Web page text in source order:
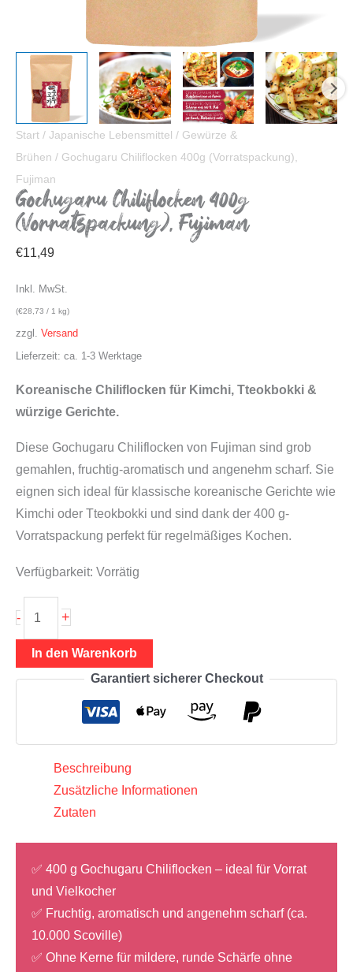
Start / Japanische Lebensmittel / Gewürze &
Brühen / Gochugaru Chiliflocken 400g (Vorratspackung),
Fujiman
Gochugaru Chiliflocken 400g
(Vorratspackung), Fujiman
€11,49
Inkl. MwSt.
(€28,73 / 1 kg)
zzgl. Versand
Lieferzeit: ca. 1-3 Werktage
Koreanische Chiliflocken für Kimchi, Tteokbokki &
würzige Gerichte.
Diese Gochugaru Chiliflocken von Fujiman sind grob
gemahlen, fruchtig-aromatisch und angenehm scharf. Sie
eignen sich ideal für klassische koreanische Gerichte wie
Kimchi oder Tteokbokki und sind dank der 400 g-
Vorratspackung perfekt für regelmäßiges Kochen.
Verfügbarkeit: Vorrätig
-
Gochugaru
Chiliflocken
400g
(Vorratspackung),
+
In den Warenkorb
Garantiert sicherer Checkout
Beschreibung
Zusätzliche Informationen
Zutaten
✅ 400 g Gochugaru Chiliflocken – ideal für Vorrat
und Vielkocher
✅ Fruchtig, aromatisch und angenehm scharf (ca.
10.000 Scoville)
✅ Ohne Kerne für mildere, runde Schärfe ohne